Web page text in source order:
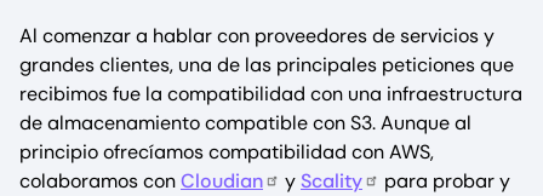
Al comenzar a hablar con proveedores de servicios y
grandes clientes, una de las principales peticiones que
recibimos fue la compatibilidad con una infraestructura
de almacenamiento compatible con S3. Aunque al
principio ofrecíamos compatibilidad con AWS,
colaboramos conCloudian yScality
para probar y